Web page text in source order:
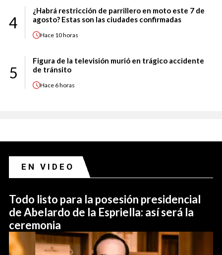
4
¿Habrá restricción de parrillero en moto este 7 de
agosto? Estas son las ciudades confirmadas
Hace 10 horas
5
Figura de la televisión murió en trágico accidente
de tránsito
Hace 6 horas
EN VIDEO
Todo listo para la posesión presidencial
de Abelardo de la Espriella: así será la
ceremonia